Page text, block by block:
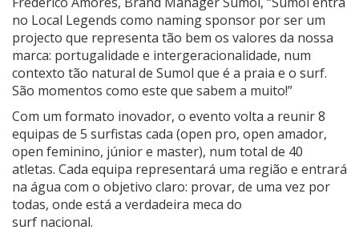
no Local Legends como naming sponsor por ser um
projecto que representa tão bem os valores da nossa
marca: portugalidade e intergeracionalidade, num
contexto tão natural de Sumol que é a praia e o surf.
São momentos como este que sabem a muito!”
Com um formato inovador, o evento volta a reunir 8
equipas de 5 surfistas cada (open pro, open amador,
open feminino, júnior e master), num total de 40
atletas. Cada equipa representará uma região e entrará
na água com o objetivo claro: provar, de uma vez por
todas, onde está a verdadeira meca do
surf nacional.